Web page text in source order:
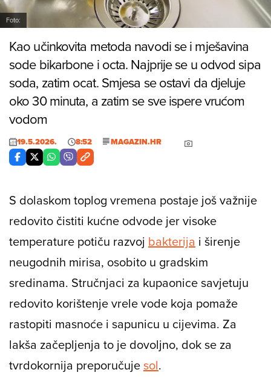
Foto:
Kao učinkovita metoda navodi se i mješavina
sode bikarbone i octa. Najprije se u odvod sipa
soda, zatim ocat. Smjesa se ostavi da djeluje
oko 30 minuta, a zatim se sve ispere vrućom
vodom
19.5.2026. 8:52 MAGAZIN.HR
S dolaskom toplog vremena postaje još važnije
redovito čistiti kućne odvode jer visoke
temperature potiču razvoj bakterija i širenje
neugodnih mirisa, osobito u gradskim
sredinama. Stručnjaci za kupaonice savjetuju
redovito korištenje vrele vode koja pomaže
rastopiti masnoće i sapunicu u cijevima. Za
lakša začepljenja to je dovoljno, dok se za
tvrdokornija preporučujesol.